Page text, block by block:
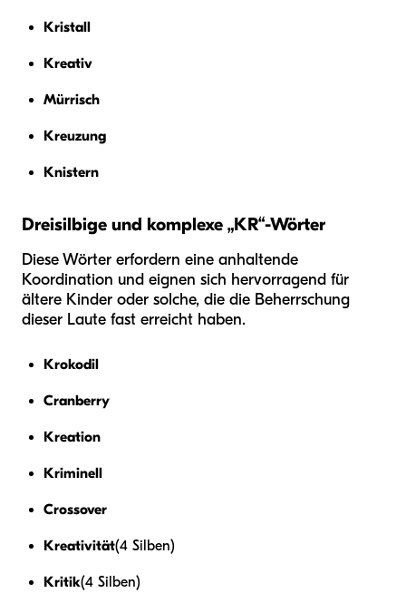
Kristall
Kreativ
Mürrisch
Kreuzung
Knistern
Dreisilbige und komplexe „KR“-Wörter
Diese Wörter erfordern eine anhaltende
Koordination und eignen sich hervorragend für
ältere Kinder oder solche, die die Beherrschung
dieser Laute fast erreicht haben.
Krokodil
Cranberry
Kreation
Kriminell
Crossover
Kreativität(4 Silben)
Kritik(4 Silben)